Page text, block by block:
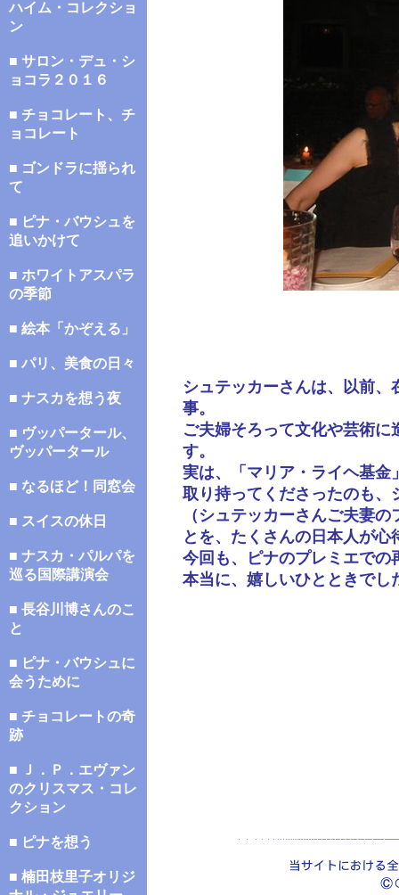
ハイム・コレクショ
ン
■ サロン・デュ・シ
ョコラ２０１６
■ チョコレート、チ
ョコレート
■ ゴンドラに揺られ
て
■ ピナ・バウシュを
追いかけて
■ ホワイトアスパラ
の季節
■ 絵本「かぞえる」
■ パリ、美食の日々
■ ナスカを想う夜
■ ヴッパータール、
ヴッパータール
■ なるほど！同窓会
■ スイスの休日
■ ナスカ・パルパを
巡る国際講演会
■ 長谷川博さんのこ
と
■ ピナ・バウシュに
会うために
■ チョコレートの奇
跡
■ Ｊ．Ｐ．エヴァン
のクリスマス・コレ
クション
■ ピナを想う
■ 楠田枝里子オリジ
シュテッカーさんは、以前
事。
ご夫婦そろって文化や芸術
す。
実は、「マリア・ライヘ基金
取り持ってくださったのも、
（シュテッカーさんご夫妻
とを、たくさんの日本人が
今回も、ピナのプレミエでの
本当に、嬉しいひとときでし